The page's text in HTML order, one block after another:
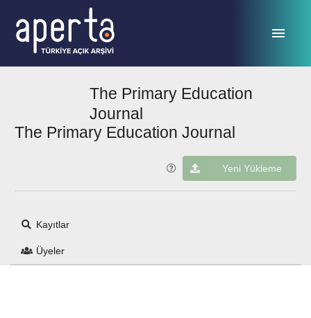
The Primary Education
Journal
The Primary Education Journal
Yeni Yükleme
Kayıtlar
Üyeler